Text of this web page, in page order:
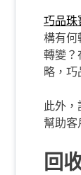
巧品珠
構有何
轉變？
略，
此外
幫助客
回